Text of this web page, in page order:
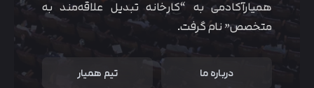
همیارآکادمی به “کارخانه تبدیل علاقه‌مند به
متخصص” نام گرفت.
درباره ما تیم همیار